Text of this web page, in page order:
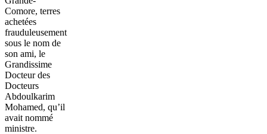
Comore, terres
achetées
frauduleusement
sous le nom de
son ami, le
Grandissime
Docteur des
Docteurs
Abdoulkarim
Mohamed, qu’il
avait nommé
ministre.